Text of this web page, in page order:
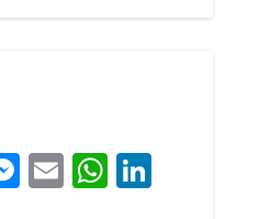
Messenger
Email